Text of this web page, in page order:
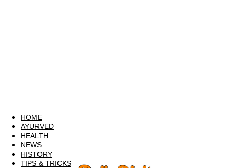
HOME
AYURVED
HEALTH
NEWS
HISTORY
TIPS & TRICKS